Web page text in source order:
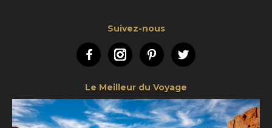
Suivez-nous
FacebookInstagramPinterestTwitter
Le Meilleur du Voyage